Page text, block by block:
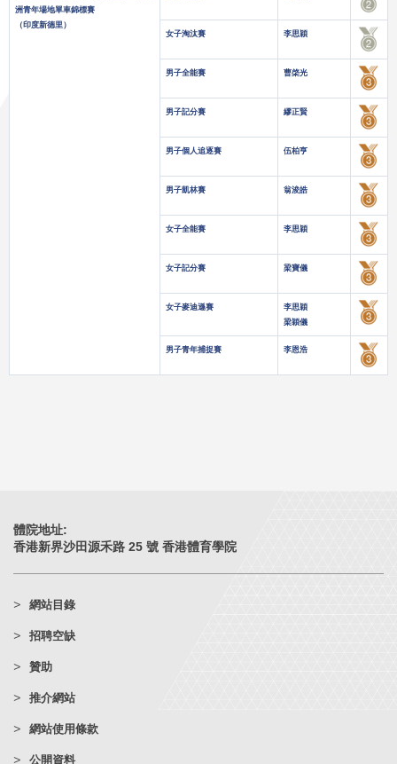
洲青年場地單車錦標賽
（印度新德里）
女子淘汰賽 李思穎
男子全能賽 曹棨光
男子記分賽 繆正賢
男子個人追逐賽 伍柏亨
男子凱林賽 翁浚皓
女子全能賽 李思穎
女子記分賽 梁寶儀
女子麥迪遜賽
李思穎
梁穎儀
男子青年捕捉賽 李恩浩
體院地址:
香港新界沙田源禾路 25 號 香港體育學院
網站目錄
招聘空缺
贊助
推介網站
網站使用條款
公開資料